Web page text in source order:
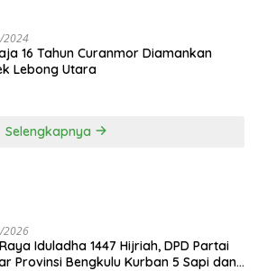
2024
16 Tahun Curanmor Diamankan
Lebong Utara
Selengkapnya
2026
Iduladha 1447 Hijriah, DPD Partai
Provinsi Bengkulu Kurban 5 Sapi dan 1